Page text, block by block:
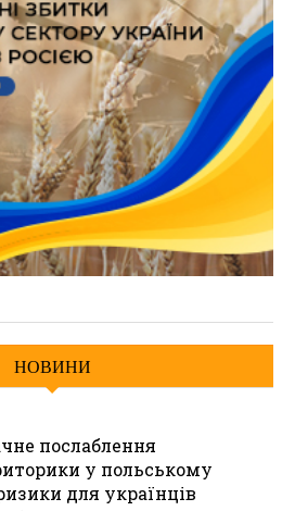
НОВИНИ
послаблення
у польському
для українців